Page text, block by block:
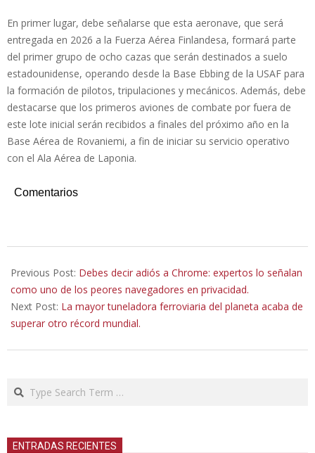
En primer lugar, debe señalarse que esta aeronave, que será
entregada en 2026 a la Fuerza Aérea Finlandesa, formará parte
del primer grupo de ocho cazas que serán destinados a suelo
estadounidense, operando desde la Base Ebbing de la USAF para
la formación de pilotos, tripulaciones y mecánicos. Además, debe
destacarse que los primeros aviones de combate por fuera de
este lote inicial serán recibidos a finales del próximo año en la
Base Aérea de Rovaniemi, a fin de iniciar su servicio operativo
con el Ala Aérea de Laponia.
Comentarios
12-
22
Previous Post: Debes decir adiós a Chrome: expertos lo señalan
como uno de los peores navegadores en privacidad.
Next Post: La mayor tuneladora ferroviaria del planeta acaba de
superar otro récord mundial.
Search
ENTRADAS RECIENTES